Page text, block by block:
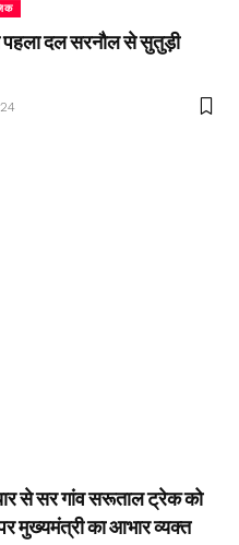
पहला दल सरनौल से सुतुड़ी
से सर गांव सरूताल ट्रेक को
मुख्यमंत्री का आभार व्यक्त